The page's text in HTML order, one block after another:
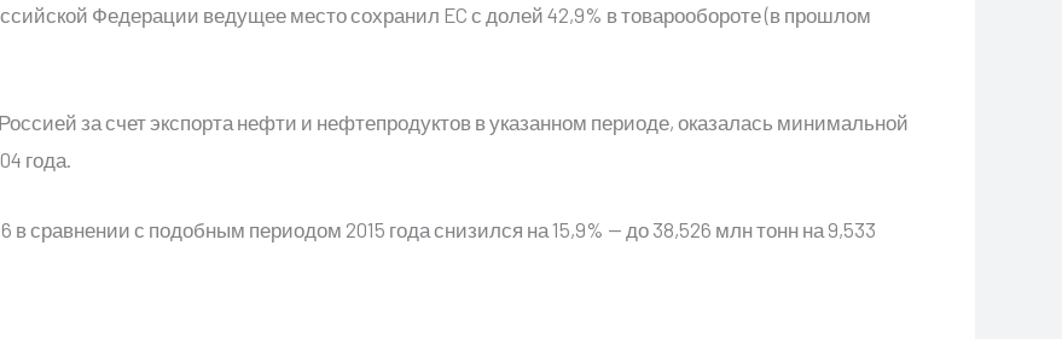
Федерации ведущее место сохранил EC с долей 42,9% в товарообороте (в прошлом
за счет экспорта нефти и нефтепродуктов в указанном периоде, оказалась минимальной
года.
в сравнении с подобным периодом 2015 года снизился на 15,9% — до 38,526 млн тонн на 9,533